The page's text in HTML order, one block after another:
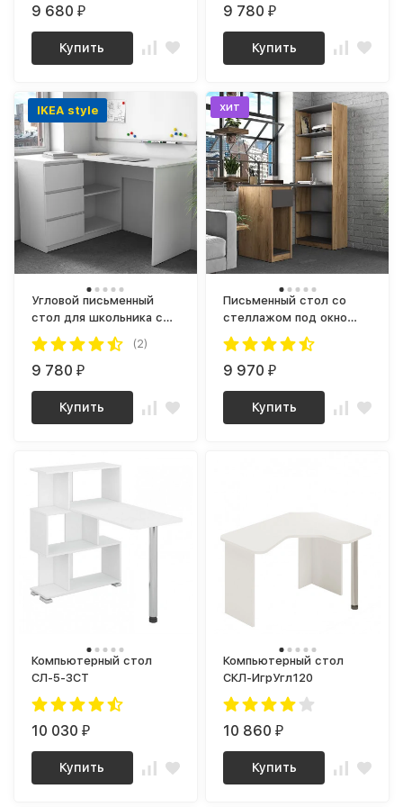
9 680₽
Купить
дуб крафт золотой
9 780₽
Купить
IKEA style
Угловой письменный
стол для школьника с
ящиками СП-16 СИТИ
ЛДСП Белый
(2)
9 780₽
Купить
хит
Письменный стол со
стеллажом под окно
СП-20 СИТИ ЛДСП
графит / дуб крафт
золотой
9 970₽
Купить
Компьютерный стол
СЛ-5-3СТ
10 030₽
Купить
Компьютерный стол
СКЛ-ИгрУгл120
10 860₽
Купить